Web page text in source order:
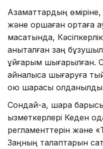
Азаматтардың
және қоршаған ортаға
мақсатында,
анықталған заң
ұйғарым шығарылған.
айналысқа шығаруға
қою шарасы
Сондай-ақ, шара
қызметкерлері Кеден
регламенттерін және
Заңның талаптарын